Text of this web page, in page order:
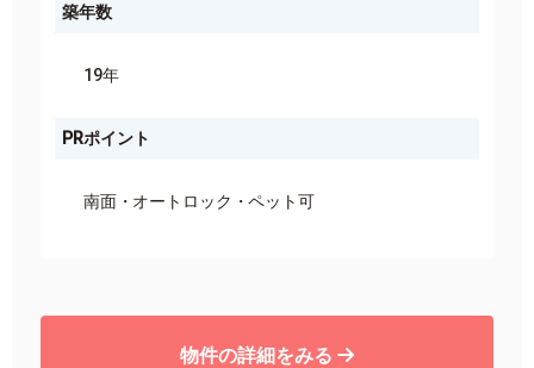
築年数
19年
PRポイント
南面 オートロック ペット可
物件の詳細をみる